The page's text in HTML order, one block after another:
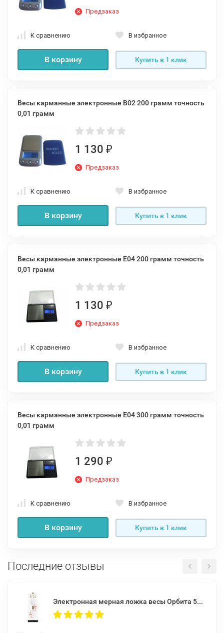
Предзаказ
К сравнению В избранное
В корзину Купить в 1 клик
Весы карманные электронные B02 200 грамм точность
0,01 грамм
1 130 ₽
Предзаказ
К сравнению В избранное
В корзину Купить в 1 клик
Весы карманные электронные E04 200 грамм точность
0,01 грамм
1 130 ₽
Предзаказ
К сравнению В избранное
В корзину Купить в 1 клик
Весы карманные электронные Е04 300 грамм точность
0,01 грамм
1 290 ₽
Предзаказ
К сравнению В избранное
В корзину Купить в 1 клик
Последние отзывы
Электронная мерная ложка весы Орбита 500 г 0,1 г